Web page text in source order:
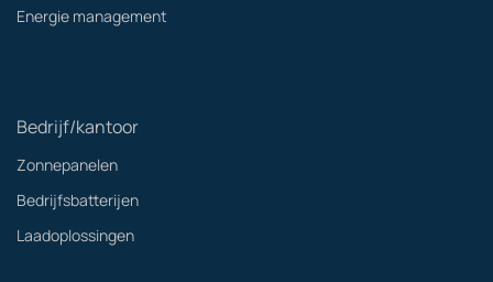
Energie management
Bedrijf/kantoor
Zonnepanelen
Bedrijfsbatterijen
Laadoplossingen